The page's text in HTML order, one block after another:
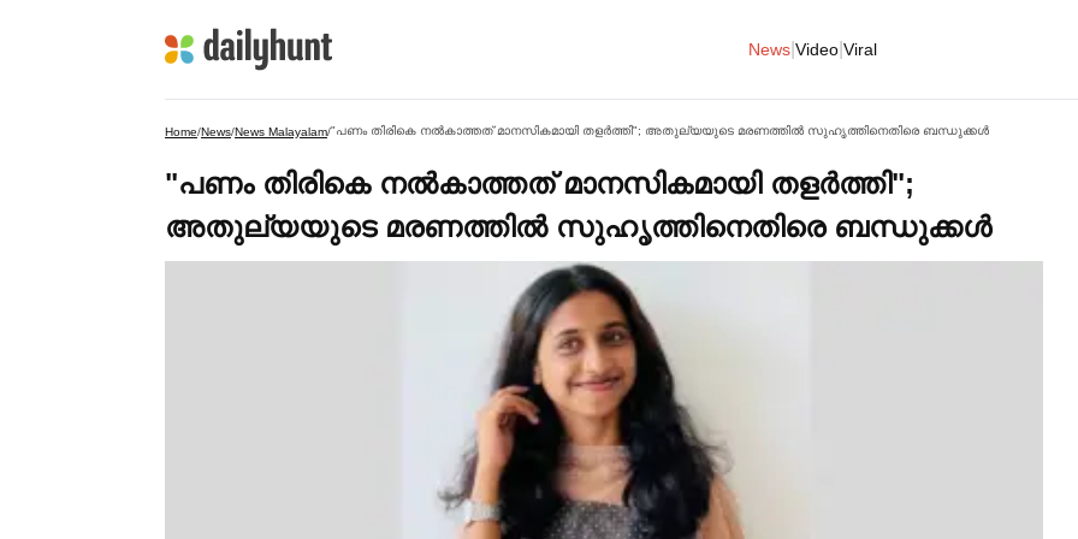
News Video Viral
Home/News/News Malayalam/"പണം തിരികെ നല്‍കാത്തത് മാനസികമായി തളര്‍ത്തി"; അതുല്യയുടെ മരണത്തില്‍ സുഹൃത്തിനെതിരെ ബന്ധുക്കള്‍
"പണം തിരികെ നല്‍കാത്തത് മാനസികമായി തളര്‍ത്തി";
അതുല്യയുടെ മരണത്തില്‍ സുഹൃത്തിനെതിരെ ബന്ധുക്കള്‍